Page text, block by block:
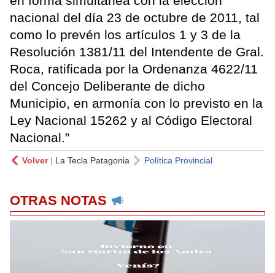
nacional del día 23 de octubre de 2011, tal
como lo prevén los artículos 1 y 3 de la
Resolución 1381/11 del Intendente de Gral.
Roca, ratificada por la Ordenanza 4622/11
del Concejo Deliberante de dicho
Municipio, en armonía con lo previsto en la
Ley Nacional 15262 y al Código Electoral
Nacional.”
Volver| La Tecla Patagonia Política Provincial
OTRAS NOTAS